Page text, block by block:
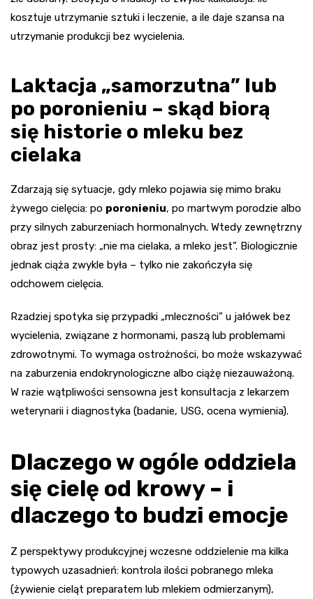
kosztuje utrzymanie sztuki i leczenie, a ile daje szansa na
utrzymanie produkcji bez wycielenia.
Laktacja „samorzutna” lub
po poronieniu – skąd biorą
się historie o mleku bez
cielaka
Zdarzają się sytuacje, gdy mleko pojawia się mimo braku
żywego cielęcia: po poronieniu, po martwym porodzie albo
przy silnych zaburzeniach hormonalnych. Wtedy zewnętrzny
obraz jest prosty: „nie ma cielaka, a mleko jest”. Biologicznie
jednak ciąża zwykle była – tylko nie zakończyła się
odchowem cielęcia.
Rzadziej spotyka się przypadki „mleczności” u jałówek bez
wycielenia, związane z hormonami, paszą lub problemami
zdrowotnymi. To wymaga ostrożności, bo może wskazywać
na zaburzenia endokrynologiczne albo ciążę niezauważoną.
W razie wątpliwości sensowna jest konsultacja z lekarzem
weterynarii i diagnostyka (badanie, USG, ocena wymienia).
Dlaczego w ogóle oddziela
się cielę od krowy – i
dlaczego to budzi emocje
Z perspektywy produkcyjnej wczesne oddzielenie ma kilka
typowych uzasadnień: kontrola ilości pobranego mleka
(żywienie cieląt preparatem lub mlekiem odmierzanym),